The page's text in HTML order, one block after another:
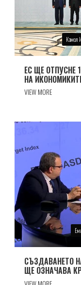
Камол
ЕС ЩЕ ОТПУСНЕ
НА
VIEW MORE
СЪЗДАВАНЕТО
ЩЕ ОЗНАЧАВА